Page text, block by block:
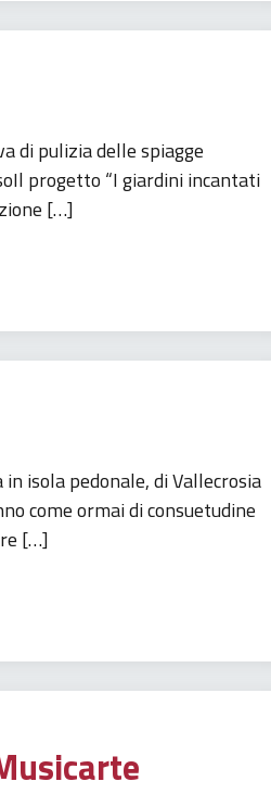
di pulizia delle spiagge
progetto “I giardini incantati
[…]
isola pedonale, di Vallecrosia
come ormai di consuetudine
[…]